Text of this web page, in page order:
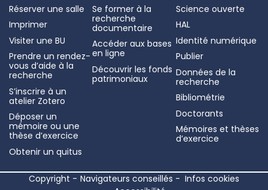
Réserver une salle
Imprimer
Visiter une BU
Prendre un rendez-
vous d’aide à la
recherche
S’inscrire à un
atelier Zotero
Déposer un
mémoire ou une
thèse d’exercice
Obtenir un quitus
Se former à la
recherche
documentaire
Accéder aux bases
en ligne
Découvrir les fonds
patrimoniaux
Science ouverte
HAL
Identité numérique
Publier
Données de la
recherche
Bibliométrie
Doctorants
Mémoires et thèses
d’exercice
Copyright Navigateurs conseillés
Infos cookies